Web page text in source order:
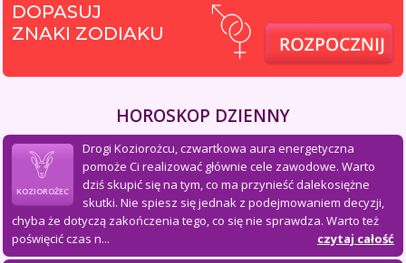
DOPASUJ
ZNAKI ZODIAKU
HOROSKOP DZIENNY
KOZIOROŻEC
Drogi Koziorożcu, czwartkowa aura energetyczna
pomoże Ci realizować głównie cele zawodowe. Warto
dziś skupić się na tym, co ma przynieść dalekosiężne
skutki. Nie spiesz się jednak z podejmowaniem decyzji,
chyba że dotyczą zakończenia tego, co się nie sprawdza. Warto też
poświęcić czas n...
czytaj całość